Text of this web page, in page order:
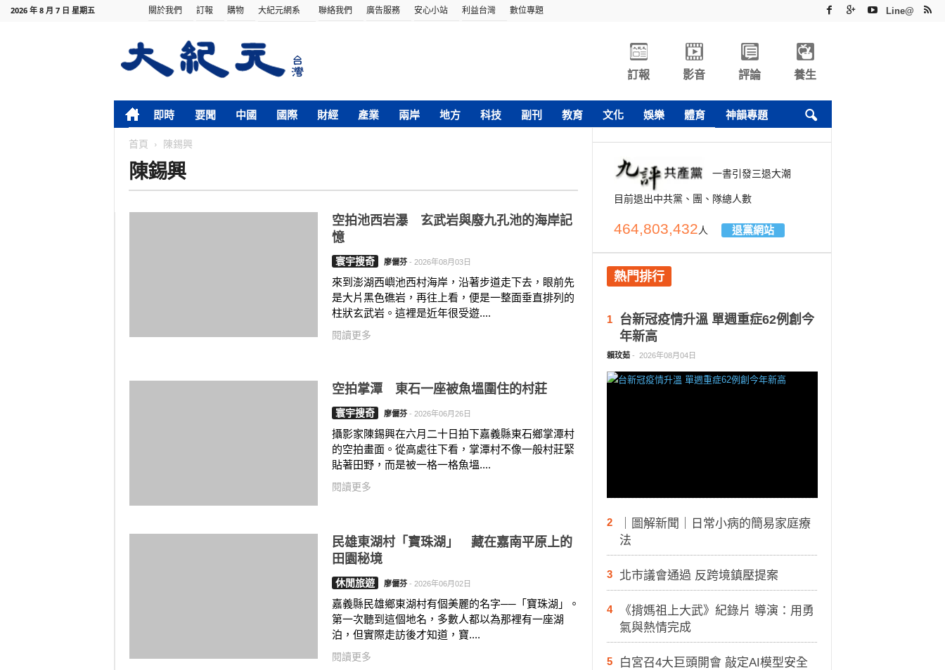
2026 年 8 月 7 日 星期五 關於我們 訂報 購物 大紀元網系 聯絡我們 廣告服務 安心小站 利益台灣 數位專題 Line@
訂報 影音 評論 養生
即時 要聞 中國 國際 財經 產業 兩岸 地方 科技 副刊 教育 文化 娛樂 體育 神韻專題
首頁 陳錫興
陳錫興
空拍池西岩瀑 玄武岩與廢九孔池的海岸記
憶
寰宇搜奇 廖儷芬 - 2026年08月03日
來到澎湖西嶼池西村海岸，沿著步道走下去，眼前先
是大片黑色礁岩，再往上看，便是一整面垂直排列的
柱狀玄武岩。這裡是近年很受遊....
閱讀更多
空拍掌潭 東石一座被魚塭圍住的村莊
寰宇搜奇 廖儷芬 - 2026年06月26日
攝影家陳錫興在六月二十日拍下嘉義縣東石鄉掌潭村
的空拍畫面。從高處往下看，掌潭村不像一般村莊緊
貼著田野，而是被一格一格魚塭....
閱讀更多
民雄東湖村「寶珠湖」 藏在嘉南平原上的
田園秘境
休閒旅遊 廖儷芬 - 2026年06月02日
嘉義縣民雄鄉東湖村有個美麗的名字──「寶珠湖」。
第一次聽到這個地名，多數人都以為那裡有一座湖
泊，但實際走訪後才知道，寶....
閱讀更多
一書引發三退大潮
目前退出中共黨、團、隊總人數
464,803,432人 退黨網站
熱門排行
1
台新冠疫情升溫 單週重症62例創今
年新高
賴玟茹 - 2026年08月04日
2
｜圖解新聞｜日常小病的簡易家庭療
法
3 北市議會通過 反跨境鎮壓提案
4
《揹媽祖上大武》紀錄片 導演：用勇
氣與熱情完成
5
白宮召4大巨頭開會 敲定AI模型安全